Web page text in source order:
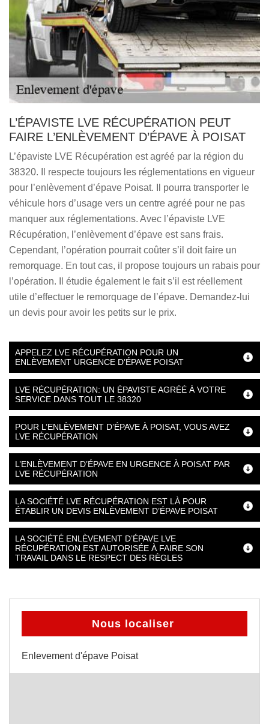
L’ÉPAVISTE LVE RÉCUPÉRATION PEUT
FAIRE L’ENLÈVEMENT D’ÉPAVE À POISAT
L’épaviste LVE Récupération est agréé par la région du
38320. Il respecte toujours les réglementations en vigueur
pour l’enlèvement d’épave Poisat. Il pourra transporter le
véhicule hors d’usage vers un centre agréé pour ne pas
manquer aux réglementations. Avec l’épaviste LVE
Récupération, l’enlèvement d’épave est sans frais.
Cependant, l’opération pourrait coûter s’il doit faire un
remorquage. En tout cas, il propose toujours un rabais pour
l’opération. Il étudie également le fait s’il est réellement
utile d’effectuer le remorquage de l’épave. Demandez-lui
un devis pour avoir les petits sur le prix.
APPELEZ LVE RÉCUPÉRATION POUR UN
ENLÈVEMENT URGENCE D’ÉPAVE POISAT
LVE RÉCUPÉRATION: UN ÉPAVISTE AGRÉÉ À VOTRE
SERVICE DANS TOUT LE 38320
POUR L’ENLÈVEMENT D’ÉPAVE À POISAT, VOUS AVEZ
LVE RÉCUPÉRATION
L’ENLÈVEMENT D’ÉPAVE EN URGENCE À POISAT PAR
LVE RÉCUPÉRATION
LA SOCIÉTÉ LVE RÉCUPÉRATION EST LÀ POUR
ÉTABLIR UN DEVIS ENLÈVEMENT D’ÉPAVE POISAT
LA SOCIÉTÉ ENLÈVEMENT D’ÉPAVE LVE
RÉCUPÉRATION EST AUTORISÉE À FAIRE SON
TRAVAIL DANS LE RESPECT DES RÈGLES
Nous localiser
Enlevement d'épave Poisat